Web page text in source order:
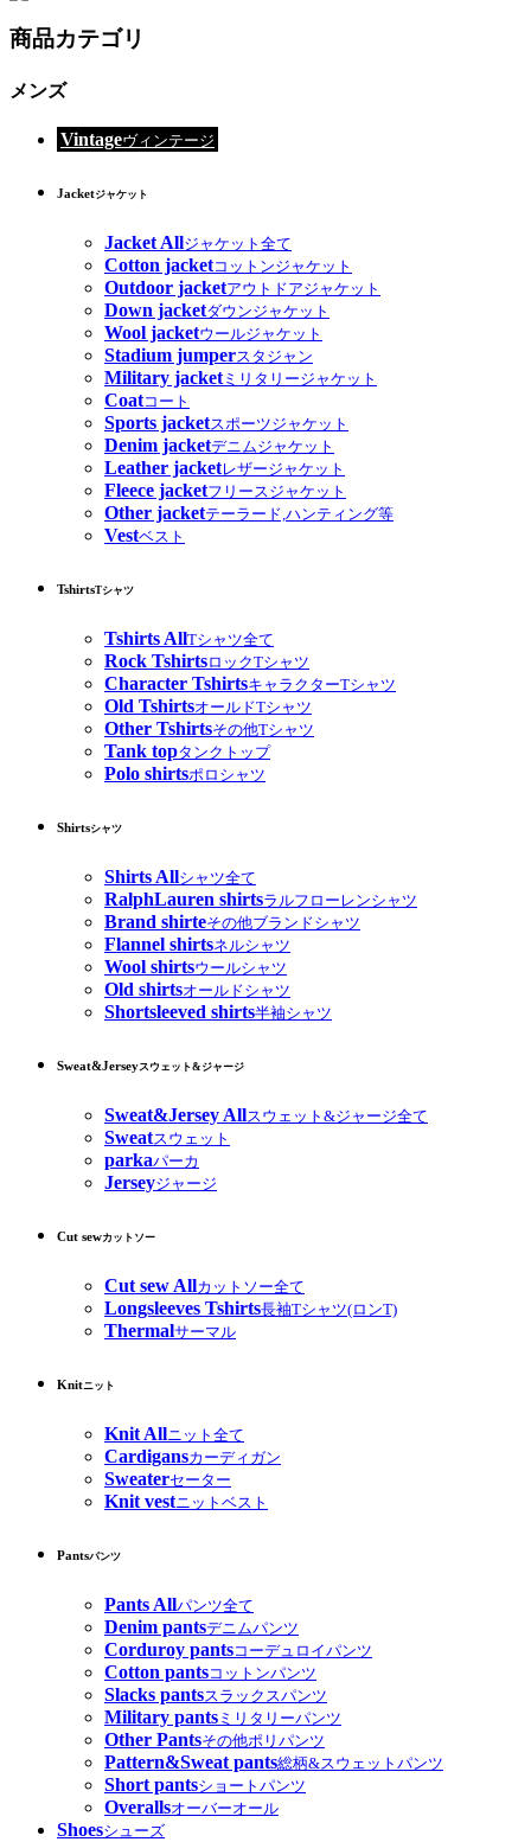
商品カテゴリ
メンズ
Vintageヴィンテージ
Jacketジャケット
Jacket Allジャケット全て
Cotton jacketコットンジャケット
Outdoor jacketアウトドアジャケット
Down jacketダウンジャケット
Wool jacketウールジャケット
Stadium jumperスタジャン
Military jacketミリタリージャケット
Coatコート
Sports jacketスポーツジャケット
Denim jacketデニムジャケット
Leather jacketレザージャケット
Fleece jacketフリースジャケット
Other jacketテーラード,ハンティング等
Vestベスト
TshirtsTシャツ
Tshirts AllTシャツ全て
Rock TshirtsロックTシャツ
Character TshirtsキャラクターTシャツ
Old TshirtsオールドTシャツ
Other Tshirtsその他Tシャツ
Tank topタンクトップ
Polo shirtsポロシャツ
Shirtsシャツ
Shirts Allシャツ全て
RalphLauren shirtsラルフローレンシャツ
Brand shirteその他ブランドシャツ
Flannel shirtsネルシャツ
Wool shirtsウールシャツ
Old shirtsオールドシャツ
Shortsleeved shirts半袖シャツ
Sweat&Jerseyスウェット&ジャージ
Sweat&Jersey Allスウェット&ジャージ全て
Sweatスウェット
parkaパーカ
Jerseyジャージ
Cut sewカットソー
Cut sew Allカットソー全て
Longsleeves Tshirts長袖Tシャツ(ロンT)
Thermalサーマル
Knitニット
Knit Allニット全て
Cardigansカーディガン
Sweaterセーター
Knit vestニットベスト
Pantsパンツ
Pants Allパンツ全て
Denim pantsデニムパンツ
Corduroy pantsコーデュロイパンツ
Cotton pantsコットンパンツ
Slacks pantsスラックスパンツ
Military pants ミリタリーパンツ
Other Pantsその他ポリパンツ
Pattern&Sweat pants総柄&スウェットパンツ
Short pantsショートパンツ
Overallsオーバーオール
Shoesシューズ